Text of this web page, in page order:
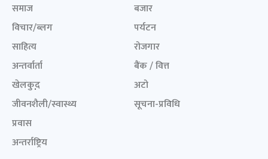
समाज
विचार/ब्लग
साहित्य
अन्तर्वार्ता
खेलकुद़़
जीवनशैली/स्वास्थ्य
प्रवास
अन्तर्राष्ट्रिय
बजार
पर्यटन
रोजगार
बैंक / वित्त
अटो
सूचना-प्रविधि